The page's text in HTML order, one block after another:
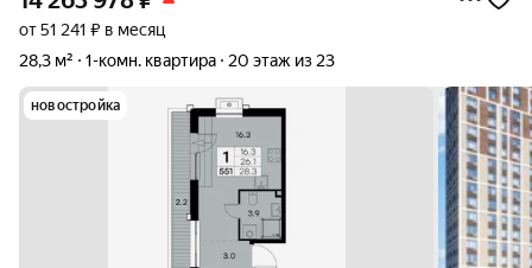
от 51 241 ₽ в месяц
28,3 м²
1-комн. квартира 20 этаж из 23
новостройка